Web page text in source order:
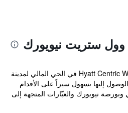
ستريت نيويورك
يقع فندق Hyatt Centric Wall Street New York في الحي المالي لمدينة
إليها بسهول سيراً على الأقدام
نيويورك والعبّارات المتجهة إلى